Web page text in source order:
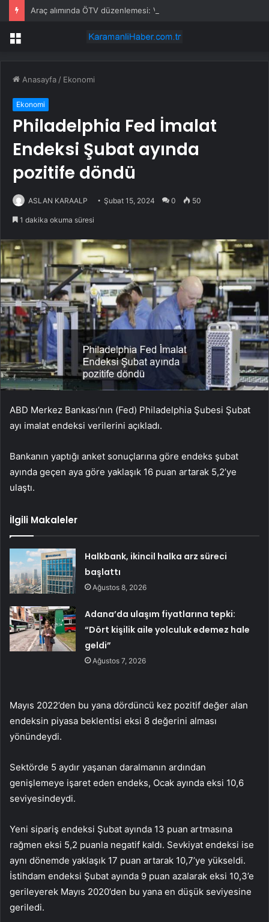
Menü
Anasayfa / Ekonomi
Ekonomi
Philadelphia Fed İmalat
Endeksi Şubat ayında
pozitife döndü
ASLAN KARAALP Şubat 15, 2024 0 50
1 dakika okuma süresi
ABD Merkez Bankası’nın (Fed) Philadelphia Şubesi Şubat
ayı imalat endeksi verilerini açıkladı.
Bankanın yaptığı anket sonuçlarına göre endeks şubat
ayında geçen aya göre yaklaşık 16 puan artarak 5,2’ye
ulaştı.
İlgili Makaleler
Halkbank, ikincil halka arz süreci
başlattı
Ağustos 8, 2026
Adana’da ulaşım fiyatlarına tepki:
“Dört kişilik aile yolculuk edemez hale
geldi”
Ağustos 7, 2026
Mayıs 2022’den bu yana dördüncü kez pozitif değer alan
endeksin piyasa beklentisi eksi 8 değerini alması
yönündeydi.
Sektörde 5 aydır yaşanan daralmanın ardından
genişlemeye işaret eden endeks, Ocak ayında eksi 10,6
seviyesindeydi.
Yeni sipariş endeksi Şubat ayında 13 puan artmasına
rağmen eksi 5,2 puanla negatif kaldı. Sevkiyat endeksi ise
aynı dönemde yaklaşık 17 puan artarak 10,7’ye yükseldi.
İstihdam endeksi Şubat ayında 9 puan azalarak eksi 10,3’e
gerileyerek Mayıs 2020’den bu yana en düşük seviyesine
geriledi.